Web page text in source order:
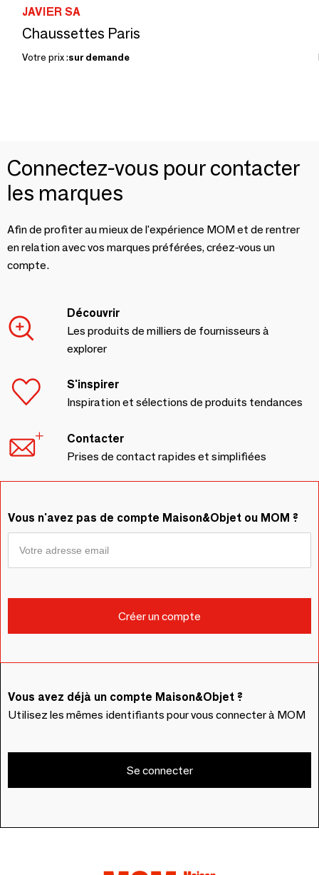
JAVIER SA
Chaussettes Paris
Votre prix :sur demande
Connectez-vous pour contacter
les marques
Afin de profiter au mieux de l'expérience MOM et de rentrer
en relation avec vos marques préférées, créez-vous un
compte.
Découvrir
Les produits de milliers de fournisseurs à
explorer
S'inspirer
Inspiration et sélections de produits tendances
Contacter
Prises de contact rapides et simplifiées
Vous n'avez pas de compte Maison&Objet ou MOM ?
Vous avez déjà un compte Maison&Objet ?
Utilisez les mêmes identifiants pour vous connecter à MOM
Se connecter